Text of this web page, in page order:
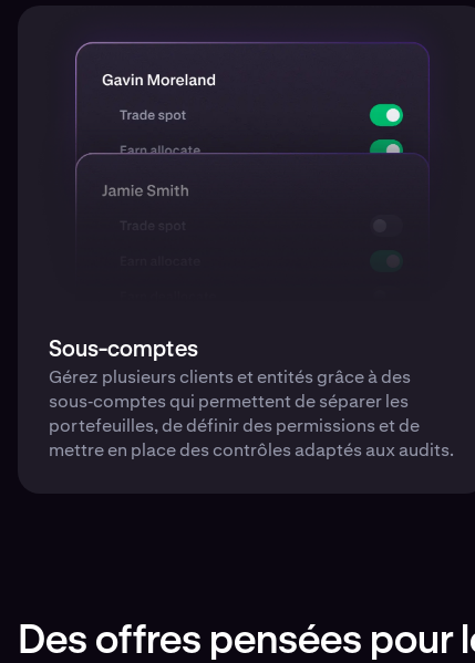
Sous-comptes
Gérez plusieurs clients et entités grâce à des
sous‑comptes qui permettent de séparer les
portefeuilles, de définir des permissions et de
mettre en place des contrôles adaptés aux audits.
Des offres pensées pour